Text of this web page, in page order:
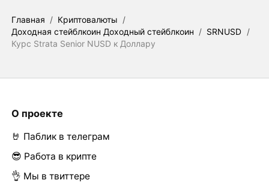
Главная / Криптовалюты /
Доходная стейблкоин Доходный стейблкоин / SRNUSD /
Курс Strata Senior NUSD к Доллару
О проекте
🤘 Паблик в телеграм
😎 Работа в крипте
👌 Мы в твиттере